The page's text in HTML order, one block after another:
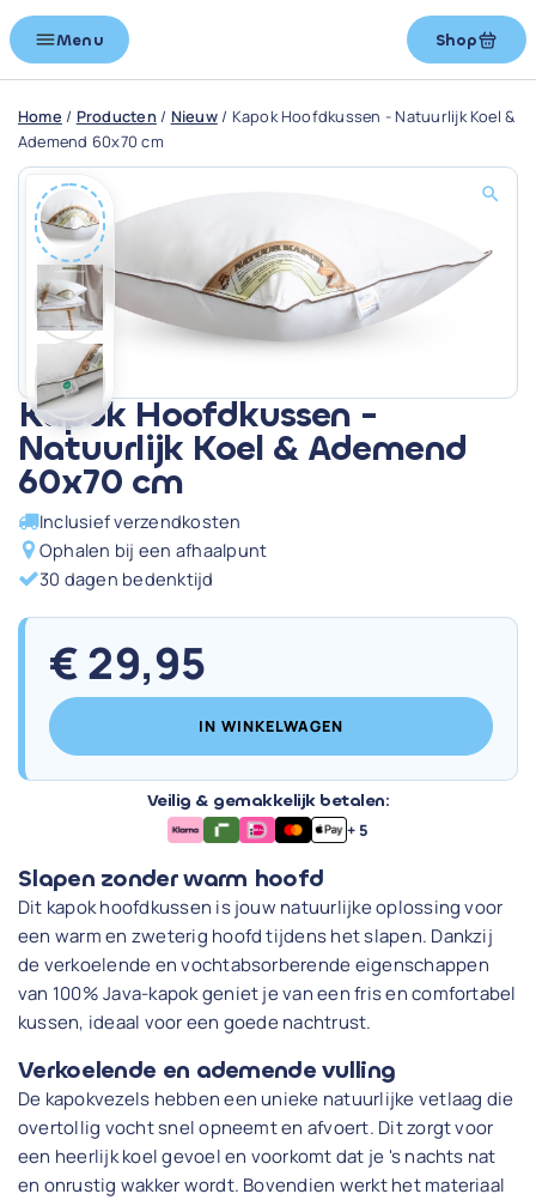
Menu Shop
Home / Producten/ Nieuw/ Kapok Hoofdkussen - Natuurlijk Koel &
Ademend 60x70 cm
Kapok Hoofdkussen -
Natuurlijk Koel & Ademend
60x70 cm
Inclusief verzendkosten
Ophalen bij een afhaalpunt
30 dagen bedenktijd
€29,95
IN WINKELWAGEN
Veilig & gemakkelijk betalen:
+ 5
Slapen zonder warm hoofd
Dit kapok hoofdkussen is jouw natuurlijke oplossing voor
een warm en zweterig hoofd tijdens het slapen. Dankzij
de verkoelende en vochtabsorberende eigenschappen
van 100% Java-kapok geniet je van een fris en comfortabel
kussen, ideaal voor een goede nachtrust.
Verkoelende en ademende vulling
De kapokvezels hebben een unieke natuurlijke vetlaag die
overtollig vocht snel opneemt en afvoert. Dit zorgt voor
een heerlijk koel gevoel en voorkomt dat je 's nachts nat
en onrustig wakker wordt. Bovendien werkt het materiaal